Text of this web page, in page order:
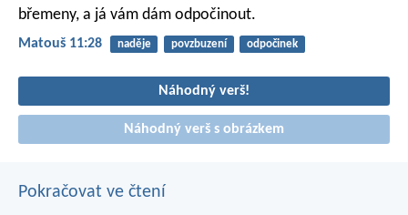
břemeny, a já vám dám odpočinout.
Matouš 11:28 naděje povzbuzení odpočinek
Náhodný verš!
Náhodný verš s obrázkem
Pokračovat ve čtení